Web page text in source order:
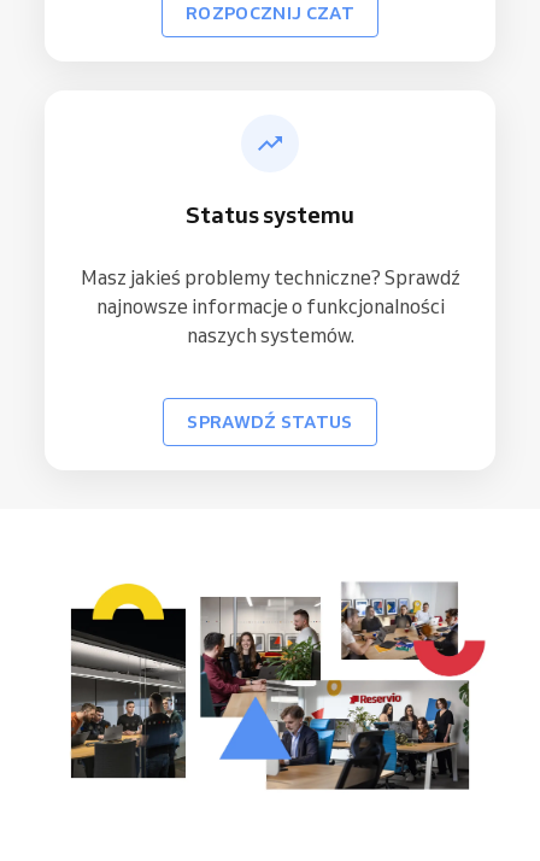
ROZPOCZNIJ CZAT
Status systemu
Masz jakieś problemy techniczne? Sprawdź
najnowsze informacje o funkcjonalności
naszych systemów.
SPRAWDŹ STATUS